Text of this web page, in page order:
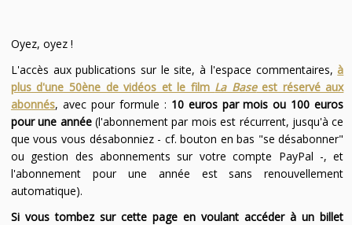
Oyez, oyez !
L'accès aux publications sur le site, à l'espace commentaires,à
plus d'une 50ène de vidéos et le film La Baseest réservé aux
abonnés, avec pour formule : 10 euros par mois ou 100 euros
pour une année(l'abonnement par mois est récurrent, jusqu'à ce
que vous vous désabonniez - cf. bouton en bas "se désabonner"
ou gestion des abonnements sur votre compte PayPal -, et
l'abonnement pour une année est sans renouvellement
automatique).
Si vous tombez sur cette page en voulant accéder à un billet